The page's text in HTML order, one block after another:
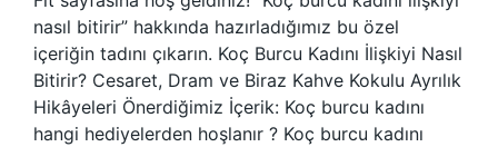
nasıl bitirir” hakkında hazırladığımız bu özel
içeriğin tadını çıkarın. Koç Burcu Kadını İlişkiyi Nasıl
Bitirir? Cesaret, Dram ve Biraz Kahve Kokulu Ayrılık
Hikâyeleri Önerdiğimiz İçerik: Koç burcu kadını
hangi hediyelerden hoşlanır ? Koç burcu kadını